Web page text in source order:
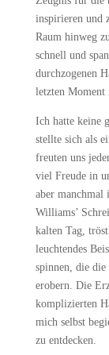
inspirieren und
Raum hinweg
schnell und
durchzogenen
letzten Moment
Ich hatte keine
stellte sich als
freuten uns
viel Freude in
aber manchmal
Williams’
kalten Tag,
leuchtendes
spinnen, die
erobern. Die
komplizierten
mich selbst
zu entdecken.